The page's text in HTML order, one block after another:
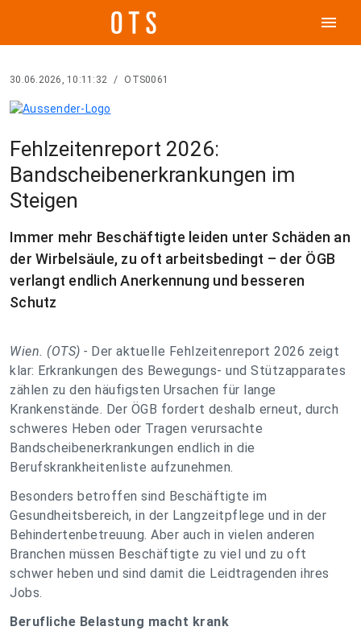
menu
30.06.2026, 10:11:32 / OTS0061
Fehlzeitenreport 2026:
Bandscheibenerkrankungen im
Steigen
Immer mehr Beschäftigte leiden unter Schäden an
der Wirbelsäule, zu oft arbeitsbedingt – der ÖGB
verlangt endlich Anerkennung und besseren
Schutz
Wien. (OTS) - Der aktuelle Fehlzeitenreport 2026 zeigt
klar: Erkrankungen des Bewegungs- und Stützapparates
zählen zu den häufigsten Ursachen für lange
Krankenstände. Der ÖGB fordert deshalb erneut, durch
schweres Heben oder Tragen verursachte
Bandscheibenerkrankungen endlich in die
Berufskrankheitenliste aufzunehmen.
Besonders betroffen sind Beschäftigte im
Gesundheitsbereich, in der Langzeitpflege und in der
Behindertenbetreuung. Aber auch in vielen anderen
Branchen müssen Beschäftigte zu viel und zu oft
schwer heben und sind damit die Leidtragenden ihres
Jobs.
Berufliche Belastung macht krank